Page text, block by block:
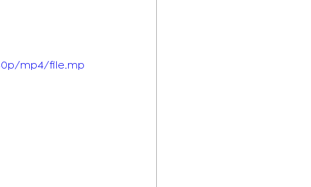
mp4/file.mp